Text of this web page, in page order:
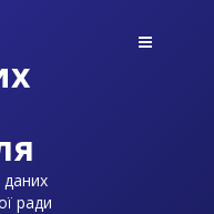
даних
ради